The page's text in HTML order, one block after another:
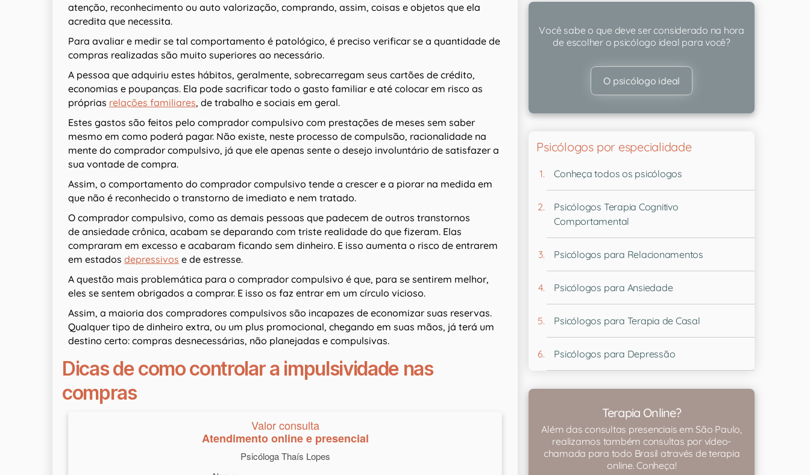
atenção, reconhecimento ou auto valorização, comprando, assim, coisas e objetos que ela
acredita que necessita.
Para avaliar e medir se tal comportamento é patológico, é preciso verificar se a quantidade de
compras realizadas são muito superiores ao necessário.
A pessoa que adquiriu estes hábitos, geralmente, sobrecarregam seus cartões de crédito,
economias e poupanças. Ela pode sacrificar todo o gasto familiar e até colocar em risco as
próprias relações familiares, de trabalho e sociais em geral.
Estes gastos são feitos pelo comprador compulsivo com prestações de meses sem saber
mesmo em como poderá pagar. Não existe, neste processo de compulsão, racionalidade na
mente do comprador compulsivo, já que ele apenas sente o desejo involuntário de satisfazer a
sua vontade de compra.
Assim, o comportamento do comprador compulsivo tende a crescer e a piorar na medida em
que não é reconhecido o transtorno de imediato e nem tratado.
O comprador compulsivo, como as demais pessoas que padecem de outros transtornos
de ansiedade crônica, acabam se deparando com triste realidade do que fizeram. Elas
compraram em excesso e acabaram ficando sem dinheiro. E isso aumenta o risco de entrarem
em estados depressivos e de estresse.
A questão mais problemática para o comprador compulsivo é que, para se sentirem melhor,
eles se sentem obrigados a comprar. E isso os faz entrar em um círculo vicioso.
Assim, a maioria dos compradores compulsivos são incapazes de economizar suas reservas.
Qualquer tipo de dinheiro extra, ou um plus promocional, chegando em suas mãos, já terá um
destino certo: compras desnecessárias, não planejadas e compulsivas.
Dicas de como controlar a impulsividade nas
compras
Valor consulta
Atendimento online e presencial
Psicóloga Thaís Lopes
Você sabe o que deve ser considerado na hora
de escolher o psicólogo ideal para você?
O psicólogo ideal
Psicólogos por especialidade
Conheça todos os psicólogos
Psicólogos Terapia Cognitivo
Comportamental
Psicólogos para Relacionamentos
Psicólogos para Ansiedade
Psicólogos para Terapia de Casal
Psicólogos para Depressão
Terapia Online?
Além das consultas presenciais em São Paulo,
realizamos também consultas por vídeo-
chamada para todo Brasil através de terapia
online. Conheça!